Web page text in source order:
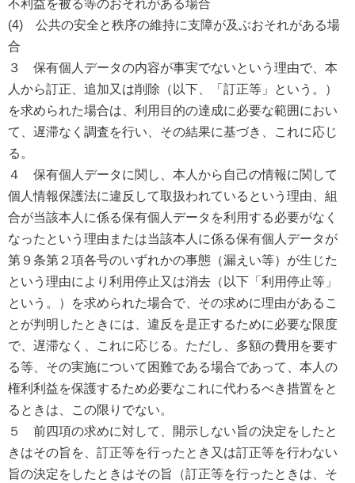
不利益を被る等のおそれがある場合
(4) 公共の安全と秩序の維持に支障が及ぶおそれがある場
合
３ 保有個人データの内容が事実でないという理由で、本
人から訂正、追加又は削除（以下、「訂正等」という。）
を求められた場合は、利用目的の達成に必要な範囲におい
て、遅滞なく調査を行い、その結果に基づき、これに応じ
る。
４ 保有個人データに関し、本人から自己の情報に関して
個人情報保護法に違反して取扱われているという理由、組
合が当該本人に係る保有個人データを利用する必要がなく
なったという理由または当該本人に係る保有個人データが
第９条第２項各号のいずれかの事態（漏えい等）が生じた
という理由により利用停止又は消去（以下「利用停止等」
という。）を求められた場合で、その求めに理由があるこ
とが判明したときには、違反を是正するために必要な限度
で、遅滞なく、これに応じる。ただし、多額の費用を要す
る等、その実施について困難である場合であって、本人の
権利利益を保護するため必要なこれに代わるべき措置をと
るときは、この限りでない。
５ 前四項の求めに対して、開示しない旨の決定をしたと
きはその旨を、訂正等を行ったとき又は訂正等を行わない
旨の決定をしたときはその旨（訂正等を行ったときは、そ